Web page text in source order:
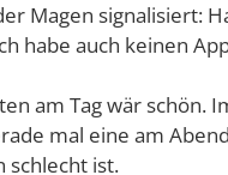
Magen signalisiert:
habe auch keinen
am Tag wär schön.
mal eine am
schlecht ist.